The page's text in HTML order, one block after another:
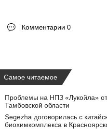
Комментарии 0
Самое читаемое
Проблемы на НПЗ «Лукойла»
Тамбовской области
Segezha договорилась с
биохимкомплекса в